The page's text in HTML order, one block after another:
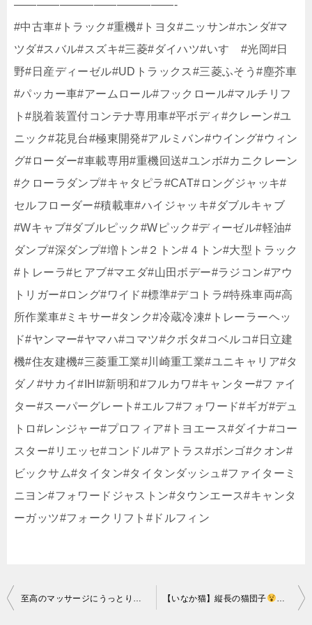
——————————————-
#中古車​​#トラック​​#重機​​#トヨタ​​#ニッサン​​#ホンダ​​#マ
ツダ​​#スバル​​#スズキ​​#三菱​​#ダイハツ​​#いすゞ​​#光岡​​#日
野​​#日産ディーゼル​​#UDトラックス​​#三菱ふそう​​#塵芥車​​
#パッカー車​​#アームロール​​#フックロール​​#マルチリフ
ト​​#脱着装置付コンテナ専用車​​#平ボディ​​#クレーン​​#ユ
ニック​​#花見台​​#極東開発​​#アルミバン​​#ウイング​​#ウィン
グ​​#ローダー​​#車載専用​​#重機回送​​#ユンボ​​#カニクレーン​​
#クローラダンプ​​#キャタピラ​​#CAT​​#ロングジャッキ​​#
セルフローダー​​#積載車​​#ハイジャッキ​​#ダブルキャブ​​
#Wキャブ​​#ダブルピック​​#Wピック​​#ディーゼル​​#軽油​​#
ダンプ​​#深ダンプ​​#増トン​​#２トン​​#４トン​​#大型トラック​​
#トレーラ​​#ヒアブ​​#マエダ​​#山田ボデー​​#ラジコン​​#アウ
トリガー​​#ロング​​#ワイド​​#標準​​#デコトラ​​#特殊車両​​#高
所作業車​​#ミキサー​​#タンク​​#冷蔵冷凍​​#トレーラーヘッ
ド​​#ヤンマー​​#ヤマハ​​#コマツ​​#クボタ​​#コベルコ​​#日立建
機​​#住友建機​​#三菱重工業​​#川崎重工業​​#ユニキャリア​​#タ
ダノ​​#サカイ​​#IHI​​#新明和​​#フルカワ​​#キャンター​​#ファイ
ター​​#スーパーグレート​​#エルフ​​#フォワード​​#ギガ​​#デュ
トロ​​#レンジャー​​#プロフィア​​#トヨエース​​#ダイナ​​#コー
スター​​#リエッセ​​#コンドル​​#アトラス​​#ボンゴ​​#クオン​​#
ビックサム​​#タイタン​​#タイタンダッシュ​​#ファイターミ
ニヨン​​#フォワードジャストン​​#タウンエース​​#キャンタ
ーガッツ​​#フォークリフト​​#ドルフィン​
投
至高のマッサージにうっとりな猫のしらす Healing cat videos.
【いなか猫】縦長の猫団子 ＃